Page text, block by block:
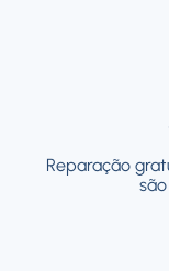
Reparação